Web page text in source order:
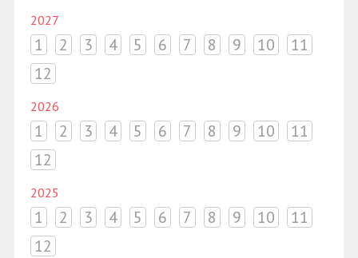
2027
1 2 3 4 5 6 7 8 9 10
11
12
2026
1 2 3 4 5 6 7 8 9 10
11
12
2025
1 2 3 4 5 6 7 8 9 10
11
12